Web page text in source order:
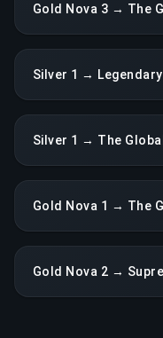
Gold Nova 3 → The
Silver 1 →
Silver 1 → The
Gold Nova 1 → The
Gold Nova 2 →